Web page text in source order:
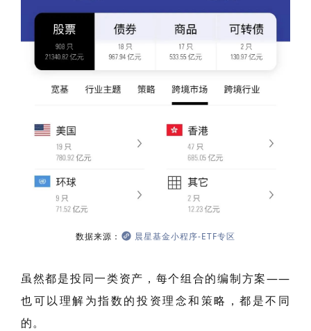
数据来源： 晨星基金小程序-ETF专区
虽然都是投同一类资产，每个组合的编制方案——
也可以理解为指数的投资理念和策略，都是不同
的。